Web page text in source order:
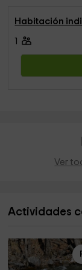
Habitación
Ver
Actividades